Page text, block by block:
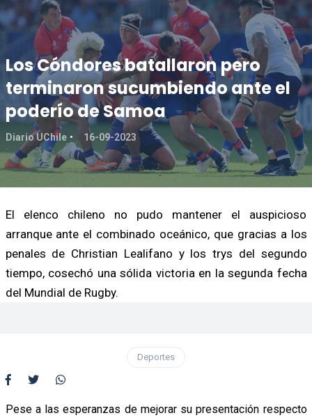
Los Cóndores batallaron pero
terminaron sucumbiendo ante el
poderío de Samoa
Diario UChile 16-09-2023
El elenco chileno no pudo mantener el auspicioso
arranque ante el combinado oceánico, que gracias a los
penales de Christian Lealifano y los trys del segundo
tiempo, cosechó una sólida victoria en la segunda fecha
del Mundial de Rugby.
Deportes
Pese a las esperanzas de mejorar su presentación respecto